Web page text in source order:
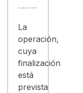
La
operación,
cuya
finalización
está
prevista